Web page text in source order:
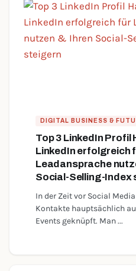
DIGITAL BUSINESS &
Top 3 LinkedIn Profil
LinkedIn erfolgreich
Leadansprache
Social-Selling-Index
In der Zeit vor Social
Kontakte hauptsächlich
Events geknüpft. Man ...